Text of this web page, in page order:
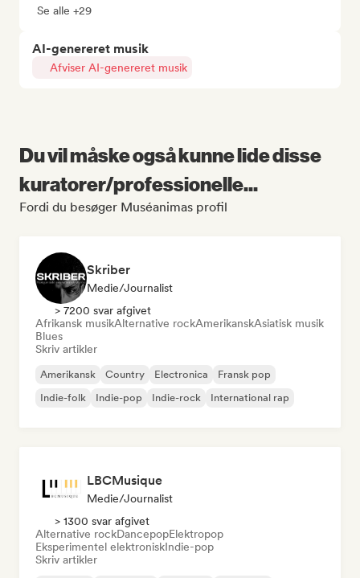
Se alle +29
AI-genereret musik
Afviser AI-genereret musik
Du vil måske også kunne lide disse
kuratorer/professionelle...
Fordi du besøger Muséanimas profil
Skriber
Medie/journalist
> 7200 svar afgivet
Afrikansk musikAlternative rockAmerikanskAsiatisk musik
Blues
Skriv artikler
Amerikansk Country Electronica
Fransk pop
Indie-folk
Indie-pop Indie-rock International rap
LBCMusique
Medie/journalist
> 1300 svar afgivet
Alternative rockDancepopElektropop
Eksperimentel elektroniskIndie-pop
Skriv artikler